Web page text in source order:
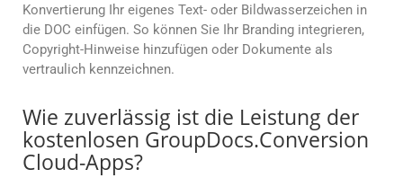
Konvertierung Ihr eigenes Text- oder Bildwasserzeichen in
die DOC einfügen. So können Sie Ihr Branding integrieren,
Copyright-Hinweise hinzufügen oder Dokumente als
vertraulich kennzeichnen.
Wie zuverlässig ist die Leistung der
kostenlosen GroupDocs.Conversion
Cloud-Apps?